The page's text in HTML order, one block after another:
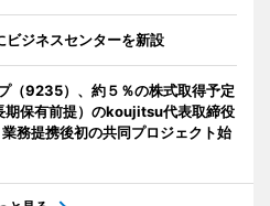
ビジネスセンターを新設
（9235）、約５％の株式取得予定
期保有前提）のkoujitsu代表取締役
務提携後初の共同プロジェクト始